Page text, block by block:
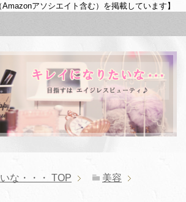
Amazonアソシエイト含む）を掲載しています】
な・・・ TOP
美容